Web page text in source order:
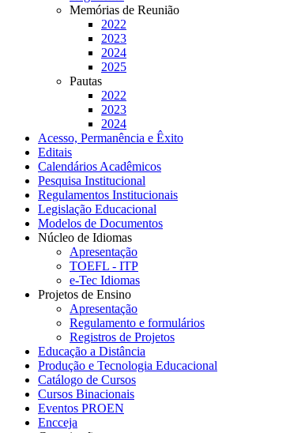
Memórias de Reunião
2022
2023
2024
2025
Pautas
2022
2023
2024
Acesso, Permanência e Êxito
Editais
Calendários Acadêmicos
Pesquisa Institucional
Regulamentos Institucionais
Legislação Educacional
Modelos de Documentos
Núcleo de Idiomas
Apresentação
TOEFL - ITP
e-Tec Idiomas
Projetos de Ensino
Apresentação
Regulamento e formulários
Registros de Projetos
Educação a Distância
Produção e Tecnologia Educacional
Catálogo de Cursos
Cursos Binacionais
Eventos PROEN
Encceja